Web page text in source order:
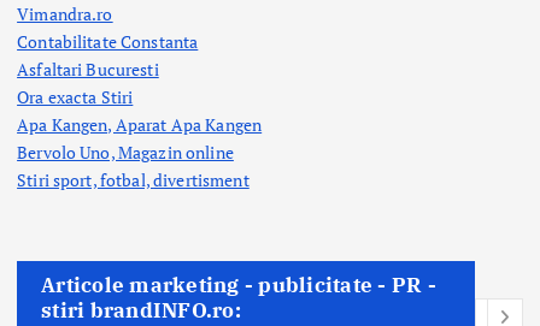
Vimandra.ro
Contabilitate Constanta
Asfaltari Bucuresti
Ora exacta Stiri
Apa Kangen, Aparat Apa Kangen
Bervolo Uno, Magazin online
Stiri sport, fotbal,divertisment
Articole marketing - publicitate - PR -
stiri brandINFO.ro: